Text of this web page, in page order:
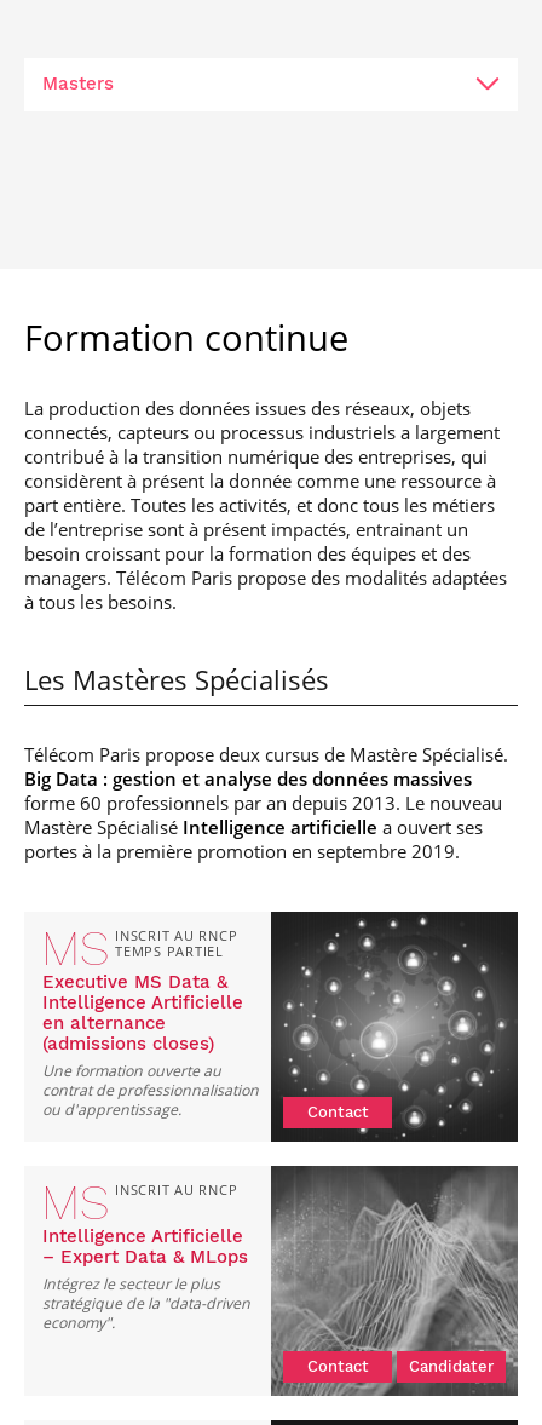
Masters
Formation continue
La production des données issues des réseaux, objets
connectés, capteurs ou processus industriels a largement
contribué à la transition numérique des entreprises, qui
considèrent à présent la donnée comme une ressource à
part entière. Toutes les activités, et donc tous les métiers
de l’entreprise sont à présent impactés, entrainant un
besoin croissant pour la formation des équipes et des
managers. Télécom Paris propose des modalités adaptées
à tous les besoins.
Les Mastères Spécialisés
Télécom Paris propose deux cursus de Mastère Spécialisé.
Big Data : gestion et analyse des données massives
forme 60 professionnels par an depuis 2013. Le nouveau
Mastère Spécialisé Intelligence artificielle a ouvert ses
portes à la première promotion en septembre 2019.
MS INSCRIT AU RNCP
TEMPS PARTIEL
Executive MS Data &
Intelligence Artificielle
en alternance
(admissions closes)
Une formation ouverte au
contrat de professionnalisation
ou d'apprentissage.
Contact
MS INSCRIT AU RNCP
Intelligence Artificielle
– Expert Data & MLops
Intégrez le secteur le plus
stratégique de la "data-driven
economy".
Contact Candidater